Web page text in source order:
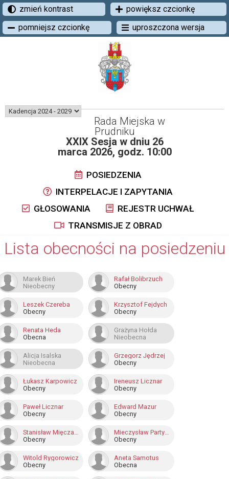
zmień kontrast
powiększ czcionkę
pomniejsz czcionkę
uproszczona wersja
Rada Miejska w
Prudniku
XXIX Sesja w dniu 26
marca 2026, godz. 10:00
POSIEDZENIA
INTERPELACJE I ZAPYTANIA
GŁOSOWANIA
REJESTR UCHWAŁ
TRANSMISJE Z OBRAD
Lista obecności na posiedzeniu
Marek Bień
Nieobecny
Rafał Bolibrzuch
Obecny
Leszek Czereba
Obecny
Krzysztof Fejdych
Obecny
Renata Heda
Obecna
Grażyna Hołda
Nieobecna
Alicja Isalska
Nieobecna
Grzegorz Jędrzej
Obecny
Łukasz Karpowicz
Obecny
Ireneusz Licznar
Obecny
Paweł Licznar
Obecny
Edward Mazur
Obecny
Stanisław Mięczakowski
Obecny
Mieczysław Partyczny
Obecny
Witold Rygorowicz
Obecny
Aneta Samotus
Obecna